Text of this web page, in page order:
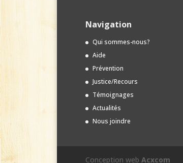
Navigation
Qui sommes-nous?
Aide
Prévention
Justice/Recours
Témoignages
Actualités
Nous joindre
Conception web Acxcom